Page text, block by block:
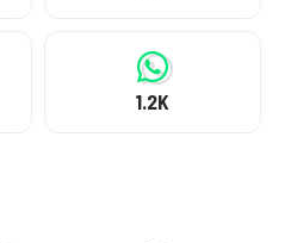
1.2K